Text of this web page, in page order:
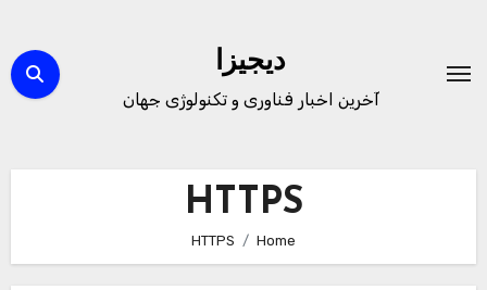
content
دیجیزا
آخرین اخبار فناوری و تکنولوژی جهان
HTTPS
Home
HTTPS